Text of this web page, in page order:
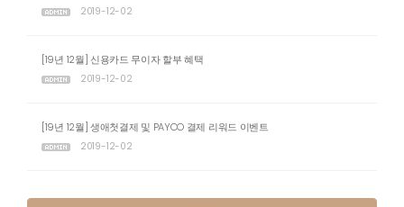
2019-12-02
[19년 12월] 신용카드 무이자 할부 혜택
2019-12-02
[19년 12월] 생애첫결제 및 PAYCO 결제 리워드 이벤트
2019-12-02